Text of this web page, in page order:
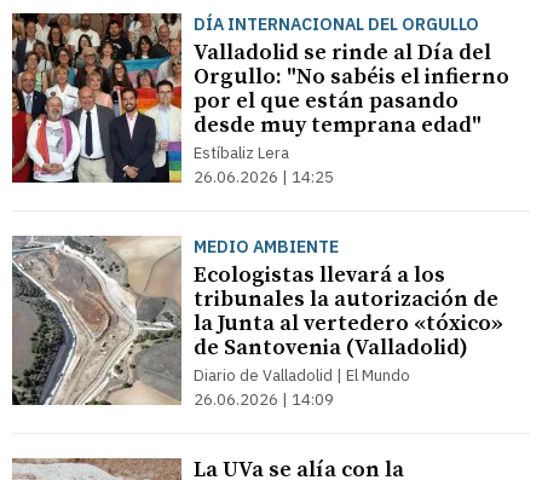
DÍA INTERNACIONAL DEL ORGULLO
Valladolid se rinde al Día del
Orgullo: "No sabéis el infierno
por el que están pasando
desde muy temprana edad"
Estíbaliz Lera
26.06.2026 | 14:25
MEDIO AMBIENTE
Ecologistas llevará a los
tribunales la autorización de
la Junta al vertedero «tóxico»
de Santovenia (Valladolid)
Diario de Valladolid | El Mundo
26.06.2026 | 14:09
La UVa se alía con la